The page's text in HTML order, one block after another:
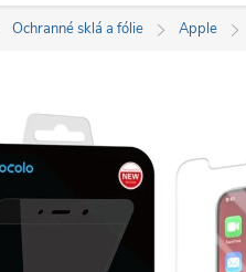
Ochranné sklá a fólie Apple